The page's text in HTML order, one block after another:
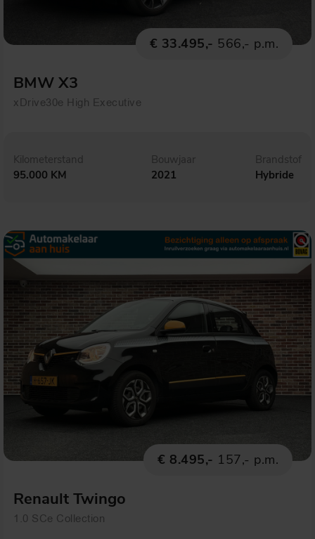
€ 33.495,- 566,- p.m.
BMW X3
xDrive30e High Executive
Kilometerstand
95.000 KM
Bouwjaar
2021
Brandstof
Hybride
€ 8.495,- 157,- p.m.
Renault Twingo
1.0 SCe Collection